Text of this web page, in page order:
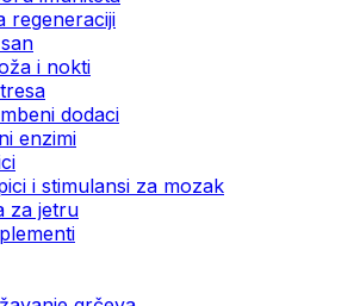
regeneraciji
i nokti
dodaci
enzimi
i stimulansi za mozak
za jetru